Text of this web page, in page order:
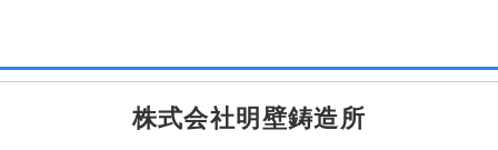
株式会社明壁鋳造所